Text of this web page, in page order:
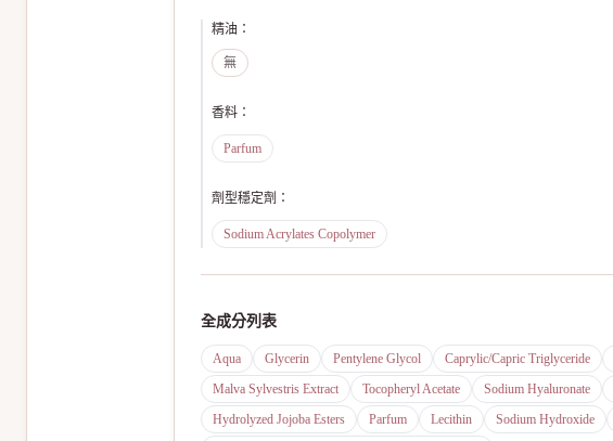
精油 ：
無
香料 ：
Parfum
劑型穩定劑 ：
Sodium Acrylates Copolymer
全成分列表
Aqua Glycerin Pentylene Glycol Caprylic/Capric Triglyceride
Malva Sylvestris Extract
Tocopheryl Acetate Sodium Hyaluronate
Hydrolyzed Jojoba Esters
Parfum Lecithin Sodium Hydroxide